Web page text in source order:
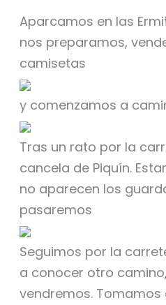
Aparcamos en las
nos preparamos,
camisetas
y comenzamos a
Tras un rato por la
cancela de Piquín.
no aparecen los
pasaremos
Seguimos por la
a conocer otro
vendremos.